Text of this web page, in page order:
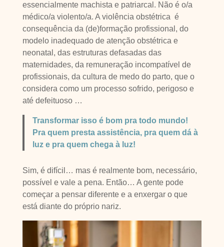
essencialmente machista e patriarcal. Não é o/a
médico/a violento/a. A violência obstétrica é
consequência da (de)formação profissional, do
modelo inadequado de atenção obstétrica e
neonatal, das estruturas defasadas das
maternidades, da remuneração incompatível de
profissionais, da cultura de medo do parto, que o
considera como um processo sofrido, perigoso e
até defeituoso …
Transformar isso é bom pra todo mundo!
Pra quem presta assistência, pra quem dá à
luz e pra quem chega à luz!
Sim, é difícil… mas é realmente bom, necessário,
possível e vale a pena. Então… A gente pode
começar a pensar diferente e a enxergar o que
está diante do próprio nariz.